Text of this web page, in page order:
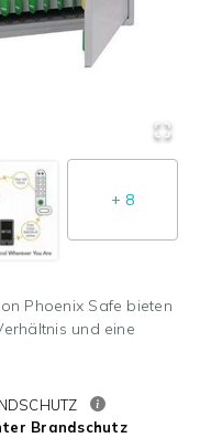
+ 8
Phoenix Safe bieten
und eine
Brandschutz